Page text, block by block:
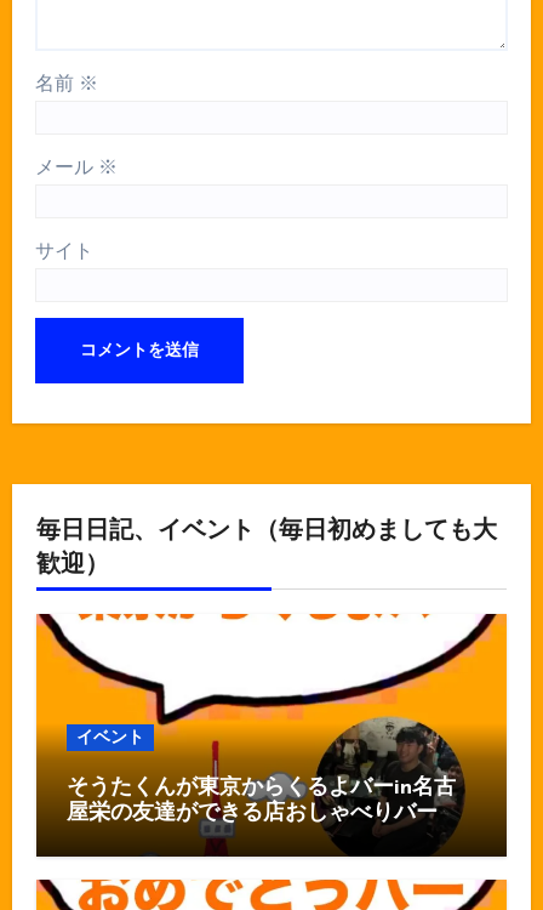
名前 ※
メール ※
サイト
毎日日記、イベント（毎日初めましても大
歓迎）
イベント
そうたくんが東京からくるよバーin名古
屋栄の友達ができる店おしゃべりバー